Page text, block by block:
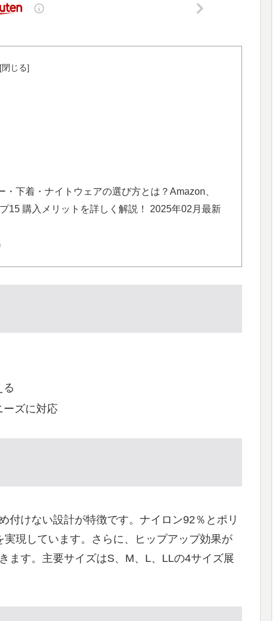
下着・ナイトウェアの選び方とは？Amazon、
15 購入メリットを詳しく解説！ 2025年02月最新
る
ーズに対応
付けない設計が特徴です。ナイロン92％とポリ
現しています。さらに、ヒップアップ効果が
ます。主要サイズはS、M、L、LLの4サイズ展